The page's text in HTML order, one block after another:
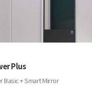
Plus
Basic + Smart Mirror